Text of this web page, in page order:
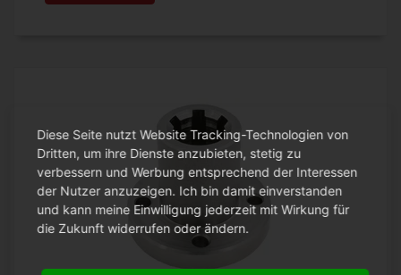
Diese Seite nutzt Website Tracking-Technologien von
Dritten, um ihre Dienste anzubieten, stetig zu
verbessern und Werbung entsprechend der Interessen
der Nutzer anzuzeigen. Ich bin damit einverstanden
und kann meine Einwilligung jederzeit mit Wirkung für
die Zukunft widerrufen oder ändern.